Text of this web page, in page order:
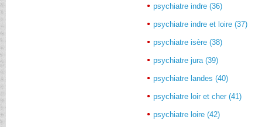
psychiatre indre (36)
psychiatre indre et loire (37)
psychiatre isère (38)
psychiatre jura (39)
psychiatre landes (40)
psychiatre loir et cher (41)
psychiatre loire (42)